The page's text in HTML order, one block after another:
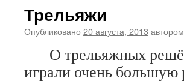
Трельяжи
Опубликовано 20 августа, 2013 автором
О трельяжных
играли очень большую